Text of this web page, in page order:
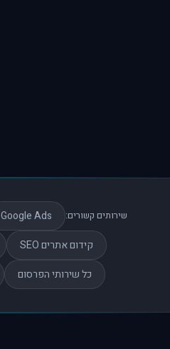
שירותים קשורים: Google Ads
קידום אתרים SEO
כל שירותי הפרסום